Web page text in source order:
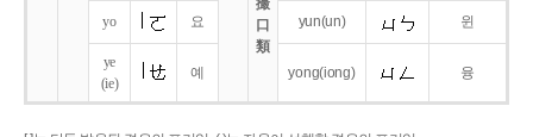
撮
口
類
yo 요 yun(un) 윈
ye
(ie)
예 yong(iong) 융